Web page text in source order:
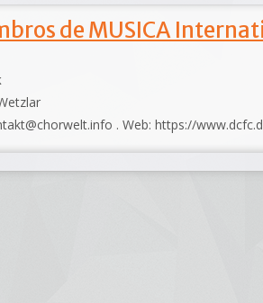
de MUSICA
. Web: https://